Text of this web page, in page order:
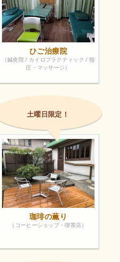
ひご治療院
（鍼灸院 / カイロプラクティック / 指
圧・マッサージ）
土曜日限定！
珈琲の薫り
（コーヒーショップ・喫茶店）